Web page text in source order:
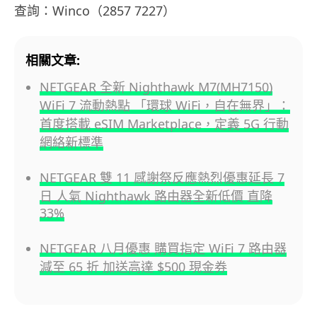
查詢：Winco（2857 7227）
相關文章:
NETGEAR 全新 Nighthawk M7(MH7150)
WiFi 7 流動熱點 「環球 WiFi，自在無界」：
首度搭載 eSIM Marketplace，定義 5G 行動
網絡新標準
NETGEAR 雙 11 感謝祭反應熱烈優惠延長 7
日 人氣 Nighthawk 路由器全新低價 直降
33%
NETGEAR 八月優惠 購買指定 WiFi 7 路由器
減至 65 折 加送高達 $500 現金券